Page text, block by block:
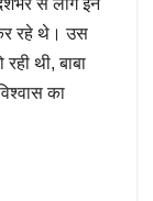
से लोग इन
रहे थे। उस
थी, बाबा
का